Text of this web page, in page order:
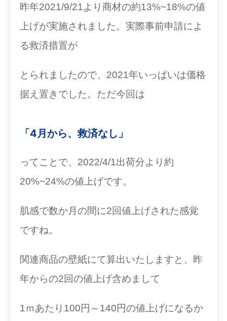
昨年2021/9/21より商材の約13%~18%の値
上げが実施されました。実際事前申請によ
る救済措置が
とられましたので、2021年いっぱいは価格
据え置きでした。ただ今回は
「4月から、救済なし」
ってことで、2022/4/1出荷分より約
20%~24%の値上げです。
肌感で数か月の間に2回値上げされた感覚
ですね。
関連商品の壁紙にて算出いたしますと、昨
年からの2回の値上げ含めまして
1ｍあたり100円～140円の値上げになるか